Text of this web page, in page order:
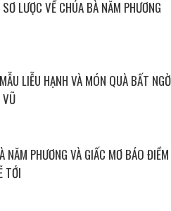
LƯỢC VỀ CHÚA BÀ NĂM PHƯƠNG
LIỄU HẠNH VÀ MÓN QUÀ BẤT
NĂM PHƯƠNG VÀ GIẤC MƠ BÁO ĐIỀM
TỚI